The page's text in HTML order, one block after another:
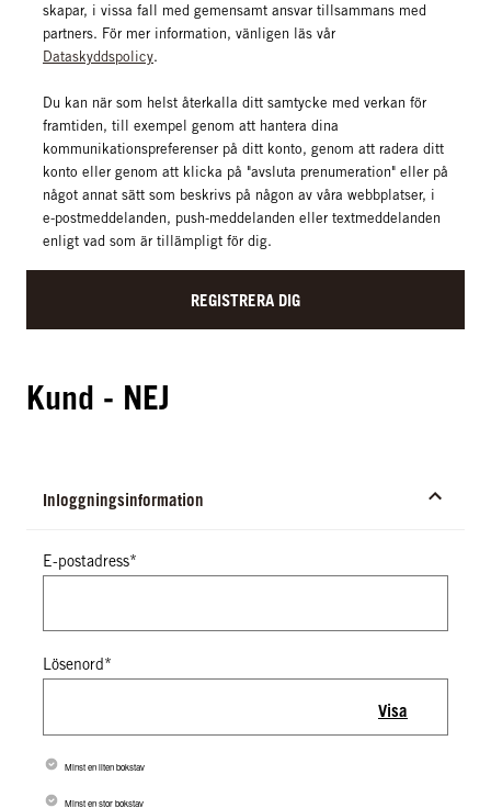
skapar, i vissa fall med gemensamt ansvar tillsammans med
partners. För mer information, vänligen läs vår
Dataskyddspolicy.
Du kan när som helst återkalla ditt samtycke med verkan för
framtiden, till exempel genom att hantera dina
kommunikationspreferenser på ditt konto, genom att radera ditt
konto eller genom att klicka på "avsluta prenumeration" eller på
något annat sätt som beskrivs på någon av våra webbplatser, i
e-postmeddelanden, push-meddelanden eller textmeddelanden
enligt vad som är tillämpligt för dig.
REGISTRERA DIG
Kund - NEJ
Inloggningsinformation
E-postadress*
Lösenord*
Visa
Minst en liten bokstav
Minst en stor bokstav